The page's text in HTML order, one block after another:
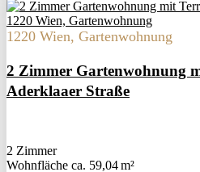
1220 Wien, Gartenwohnung
2 Zimmer Gartenwohnung
Aderklaaer Straße
2 Zimmer
Wohnfläche ca. 59,04 m²